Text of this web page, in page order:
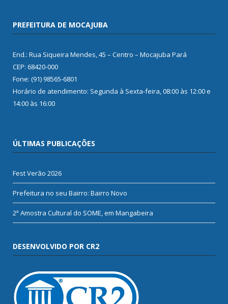
PREFEITURA DE MOCAJUBA
End.: Rua Siqueira Mendes, 45 – Centro – Mocajuba Pará
CEP: 68420-000
Fone: (91) 98565-6801
Horário de atendimento: Segunda à Sexta-feira, 08:00 às 12:00 e
14:00 às 16:00
ÚLTIMAS PUBLICAÇÕES
Fest Verão 2026
Prefeitura no seu Bairro: Bairro Novo
2ª Amostra Cultural do SOME, em Mangabeira
DESENVOLVIDO POR CR2